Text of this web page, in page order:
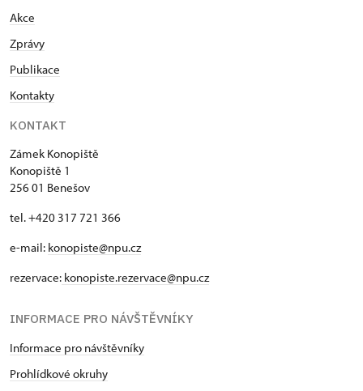
Akce
Zprávy
Publikace
Kontakty
KONTAKT
Zámek Konopiště
Konopiště 1
256 01 Benešov
tel. +420 317 721 366
e-mail: konopiste@npu.cz
rezervace: konopiste.rezervace@npu.cz
INFORMACE PRO NÁVŠTĚVNÍKY
Informace pro návštěvníky
Prohlídkové okruhy